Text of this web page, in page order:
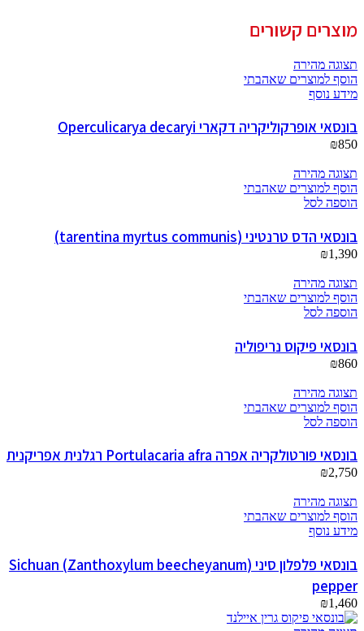
מוצרים קשורים
תצוגה מהירה
הוסף למוצרים שאהבתי
מידע נוסף
בונסאי אופרקוליקריה דקארי Operculicarya decaryi
₪850
תצוגה מהירה
הוסף למוצרים שאהבתי
הוספה לסל
בונסאי הדס טרנטיני (tarentina myrtus communis)
₪1,390
תצוגה מהירה
הוסף למוצרים שאהבתי
הוספה לסל
בונסאי פיקוס נריפוליה
₪860
תצוגה מהירה
הוסף למוצרים שאהבתי
הוספה לסל
בונסאי פורטולקריה אפרה Portulacaria afra רגלנית אפריקנית
₪2,750
תצוגה מהירה
הוסף למוצרים שאהבתי
מידע נוסף
בונסאי פלפלון סיני (Zanthoxylum beecheyanum) Sichuan
pepper
₪1,460